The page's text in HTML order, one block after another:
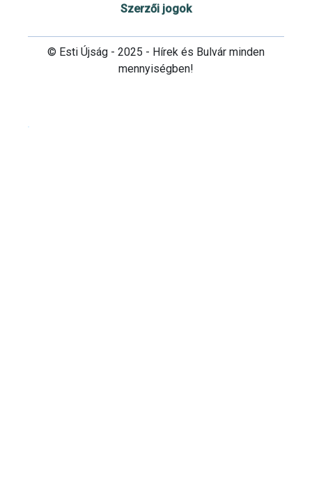
Szerzői jogok
© Esti Újság - 2025 - Hírek és Bulvár minden
mennyiségben!